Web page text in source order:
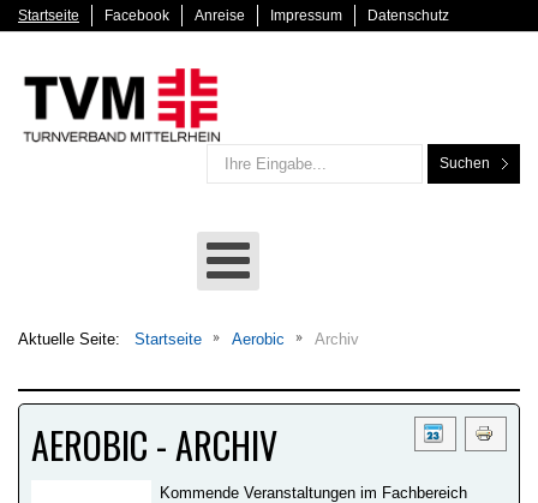
Startseite Facebook Anreise Impressum Datenschutz
Suchen
Aktuelle Seite: Startseite Aerobic Archiv
AEROBIC - ARCHIV
Kommende Veranstaltungen im Fachbereich